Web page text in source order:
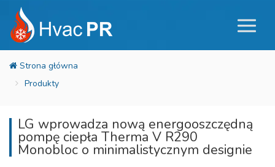
Produkty
LG wprowadza nową energooszczędną
pompę ciepła Therma V R290
Monobloc o minimalistycznym designie